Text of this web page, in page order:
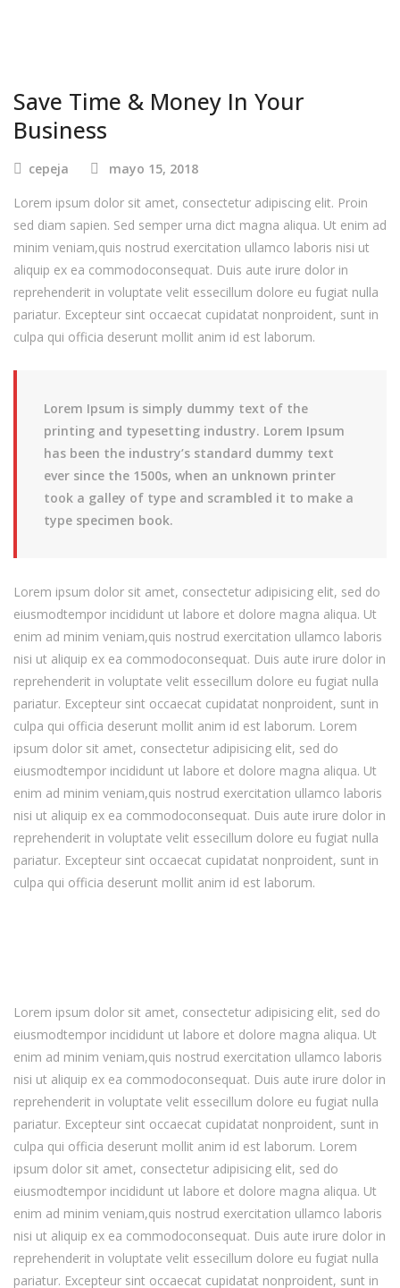
Save Time & Money In Your
Business
cepeja
mayo 15, 2018
Lorem ipsum dolor sit amet, consectetur adipiscing elit. Proin
sed diam sapien. Sed semper urna dict magna aliqua. Ut enim ad
minim veniam,quis nostrud exercitation ullamco laboris nisi ut
aliquip ex ea commodoconsequat. Duis aute irure dolor in
reprehenderit in voluptate velit essecillum dolore eu fugiat nulla
pariatur. Excepteur sint occaecat cupidatat nonproident, sunt in
culpa qui officia deserunt mollit anim id est laborum.
Lorem Ipsum is simply dummy text of the
printing and typesetting industry. Lorem Ipsum
has been the industry’s standard dummy text
ever since the 1500s, when an unknown printer
took a galley of type and scrambled it to make a
type specimen book.
Lorem ipsum dolor sit amet, consectetur adipisicing elit, sed do
eiusmodtempor incididunt ut labore et dolore magna aliqua. Ut
enim ad minim veniam,quis nostrud exercitation ullamco laboris
nisi ut aliquip ex ea commodoconsequat. Duis aute irure dolor in
reprehenderit in voluptate velit essecillum dolore eu fugiat nulla
pariatur. Excepteur sint occaecat cupidatat nonproident, sunt in
culpa qui officia deserunt mollit anim id est laborum. Lorem
ipsum dolor sit amet, consectetur adipisicing elit, sed do
eiusmodtempor incididunt ut labore et dolore magna aliqua. Ut
enim ad minim veniam,quis nostrud exercitation ullamco laboris
nisi ut aliquip ex ea commodoconsequat. Duis aute irure dolor in
reprehenderit in voluptate velit essecillum dolore eu fugiat nulla
pariatur. Excepteur sint occaecat cupidatat nonproident, sunt in
culpa qui officia deserunt mollit anim id est laborum.
Lorem ipsum dolor sit amet, consectetur adipisicing elit, sed do
eiusmodtempor incididunt ut labore et dolore magna aliqua. Ut
enim ad minim veniam,quis nostrud exercitation ullamco laboris
nisi ut aliquip ex ea commodoconsequat. Duis aute irure dolor in
reprehenderit in voluptate velit essecillum dolore eu fugiat nulla
pariatur. Excepteur sint occaecat cupidatat nonproident, sunt in
culpa qui officia deserunt mollit anim id est laborum. Lorem
ipsum dolor sit amet, consectetur adipisicing elit, sed do
eiusmodtempor incididunt ut labore et dolore magna aliqua. Ut
enim ad minim veniam,quis nostrud exercitation ullamco laboris
nisi ut aliquip ex ea commodoconsequat. Duis aute irure dolor in
reprehenderit in voluptate velit essecillum dolore eu fugiat nulla
pariatur. Excepteur sint occaecat cupidatat nonproident, sunt in